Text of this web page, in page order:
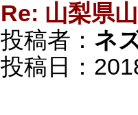
Re: 山梨県
投稿者： ネ
投稿日：